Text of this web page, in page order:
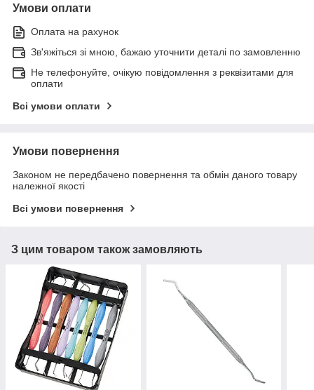
Умови оплати
Оплата на рахунок
Зв'яжіться зі мною, бажаю уточнити деталі по замовленню
Не телефонуйте, очікую повідомлення з реквізитами для
оплати
Всі умови оплати
Умови повернення
Законом не передбачено повернення та обмін даного товару
належної якості
Всі умови повернення
З цим товаром також замовляють